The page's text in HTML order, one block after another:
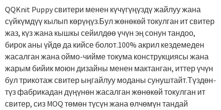
QQKnit Puppy свитери менен күчүгүңүздү жайлуу жана
сүйкүмдүү кылып көрүңүз.Бул жөнөкөй токулган ит свитер
жаз, күз жана кышкы сейилдөө үчүн эң сонун тандоо,
бирок аны үйдө да кийсе болот.100% акрил кездемеден
жасалган жана оймо-чийме токума конструкциясы жана
жарым бийик моюн дизайны менен мактанган, иттер үчүн
бул трикотаж свитер ыңгайлуу моданы сунуштайт.Түздөн-
түз фабрикадан дүңүнөн жасалган жөнөкөй токулган ит
свитер, сиз MOQ төмөн түсүн жана өлчөмүн тандай